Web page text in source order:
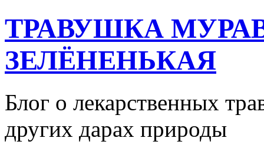
ТРАВУШКА
ЗЕЛЁНЕНЬКАЯ
Блог о лекарственных
других дарах природы